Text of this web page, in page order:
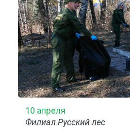
10 апреля
Филиал Русский лес